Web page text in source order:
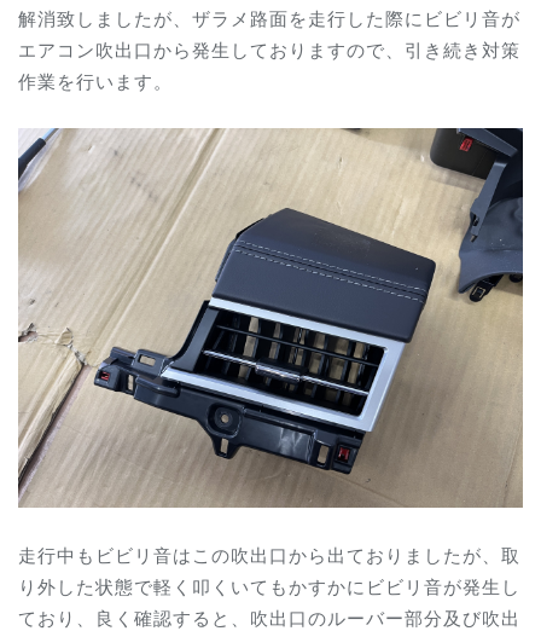
解消致しましたが、 ザラメ路面を走行した際にビビリ音が
エアコン吹出口から発生しておりますので、引き続き対策
作業を行います。
走行中もビビリ音はこの吹出口から出ておりましたが、取
り外した状態で軽く叩くいてもかすかにビビリ音が発生し
ており、良く確認すると、吹出口のルーバー部分及び吹出